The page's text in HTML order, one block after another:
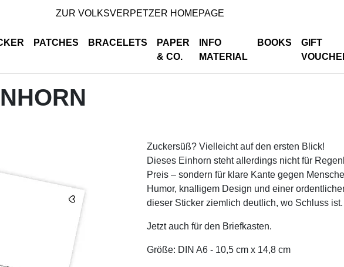
ZUR VOLKSVERPETZER HOMEPAGE
PATCHES BRACELETS
PAPER
& CO.
INFO
MATERIAL
BOOKS
GIFT
Zuckersüß? Vielleicht auf den ersten Blick!
Dieses Einhorn steht allerdings nicht für
Preis – sondern für klare Kante gegen
Humor, knalligem Design und einer
dieser Sticker ziemlich deutlich, wo Schluss ist.
Jetzt auch für den Briefkasten.
Größe: DIN A6 - 10,5 cm x 14,8 cm